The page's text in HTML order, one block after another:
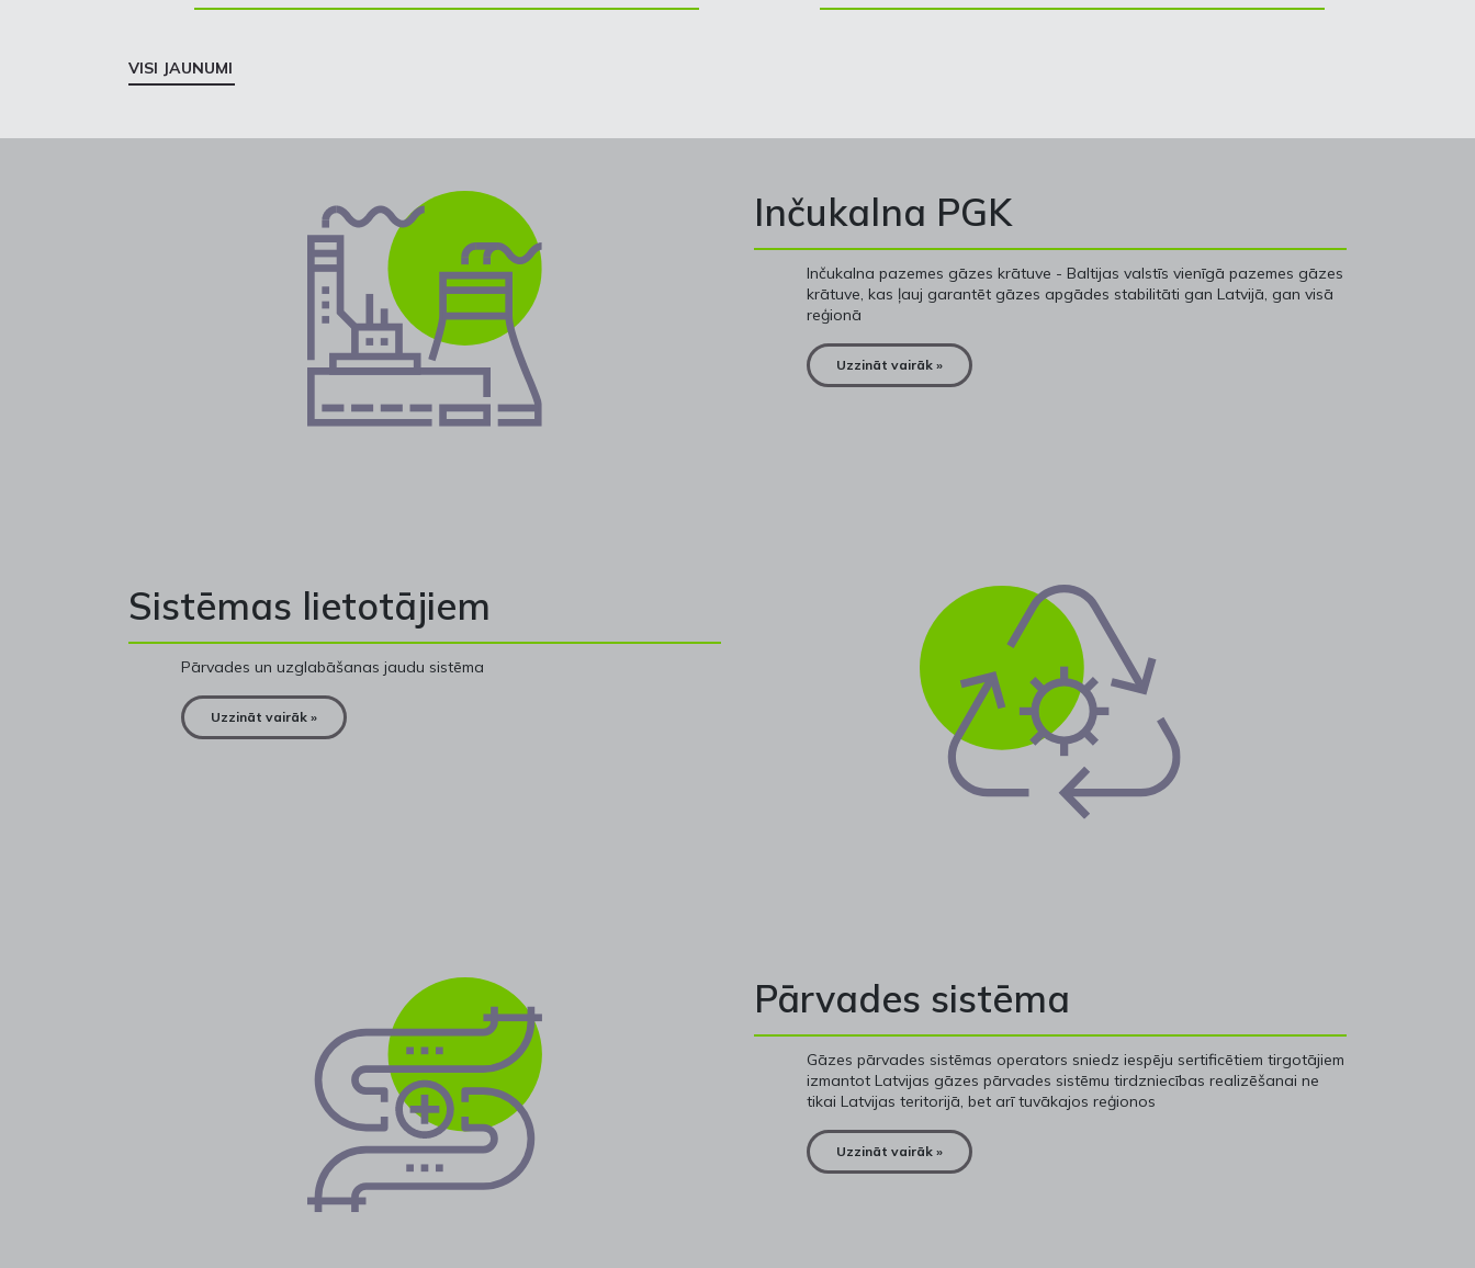
VISI JAUNUMI
Inčukalna PGK
Inčukalna pazemes gāzes krātuve - Baltijas valstīs vienīgā pazemes gāzes
krātuve, kas ļauj garantēt gāzes apgādes stabilitāti gan Latvijā, gan visā
reģionā
Uzzināt vairāk »
Sistēmas lietotājiem
Pārvades un uzglabāšanas jaudu sistēma
Uzzināt vairāk »
Pārvades sistēma
Gāzes pārvades sistēmas operators sniedz iespēju sertificētiem tirgotājiem
izmantot Latvijas gāzes pārvades sistēmu tirdzniecības realizēšanai ne
tikai Latvijas teritorijā, bet arī tuvākajos reģionos
Uzzināt vairāk »